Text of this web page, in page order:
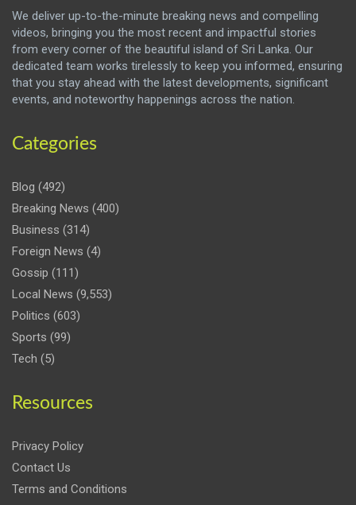
We deliver up-to-the-minute breaking news and compelling
videos, bringing you the most recent and impactful stories
from every corner of the beautiful island of Sri Lanka. Our
dedicated team works tirelessly to keep you informed, ensuring
that you stay ahead with the latest developments, significant
events, and noteworthy happenings across the nation.
Categories
Blog (492)
Breaking News (400)
Business (314)
Foreign News (4)
Gossip (111)
Local News (9,553)
Politics (603)
Sports (99)
Tech (5)
Resources
Privacy Policy
Contact Us
Terms and Conditions